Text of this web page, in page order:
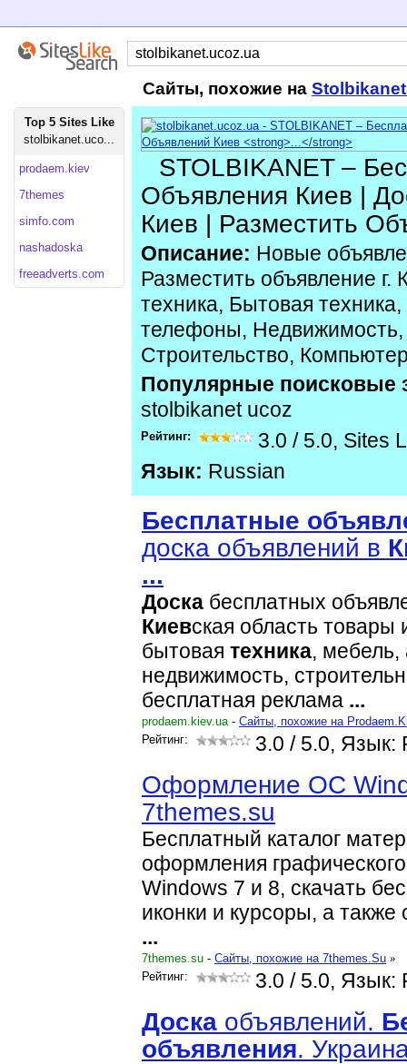
Сайты, похожие на
Top 5 Sites Like
stolbikanet.uco...
prodaem.kiev
7themes
simfo.com
nashadoska
freeadverts.com
STOLBIKANET –
Объявления Киев |
Киев | Разместить
Описание: Новые
Разместить объявление г.
техника, Бытовая
телефоны, Недвижимость,
Строительство,
Популярные поисковые
stolbikanet ucoz
Рейтинг: 3.0 / 5.0, Sites
Язык: Russian
Бесплатные
доска объявлений в
...
Доска бесплатных
Киевская область товары
бытовая техника, мебель,
недвижимость,
бесплатная реклама ...
prodaem.kiev.ua- Cайты, похожие на
Рейтинг:
3.0 / 5.0, Язык:
Оформление ОС
7themes.su
Бесплатный каталог
оформления
Windows 7 и 8, скачать
иконки и курсоры, а
...
7themes.su - Cайты, похожие на 7themes.Su »
Рейтинг:
3.0 / 5.0, Язык:
Доска объявлений.
объявления.